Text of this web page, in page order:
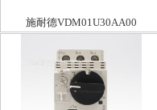
施耐德VDM01U30AA00